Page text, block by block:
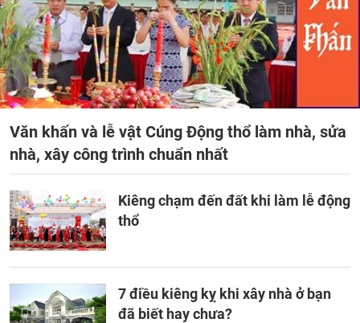
Văn khấn và lễ vật Cúng Động thổ làm nhà, sửa
nhà, xây công trình chuẩn nhất
Kiêng chạm đến đất khi làm lễ động
thổ
7 điều kiêng kỵ khi xây nhà ở bạn
đã biết hay chưa?